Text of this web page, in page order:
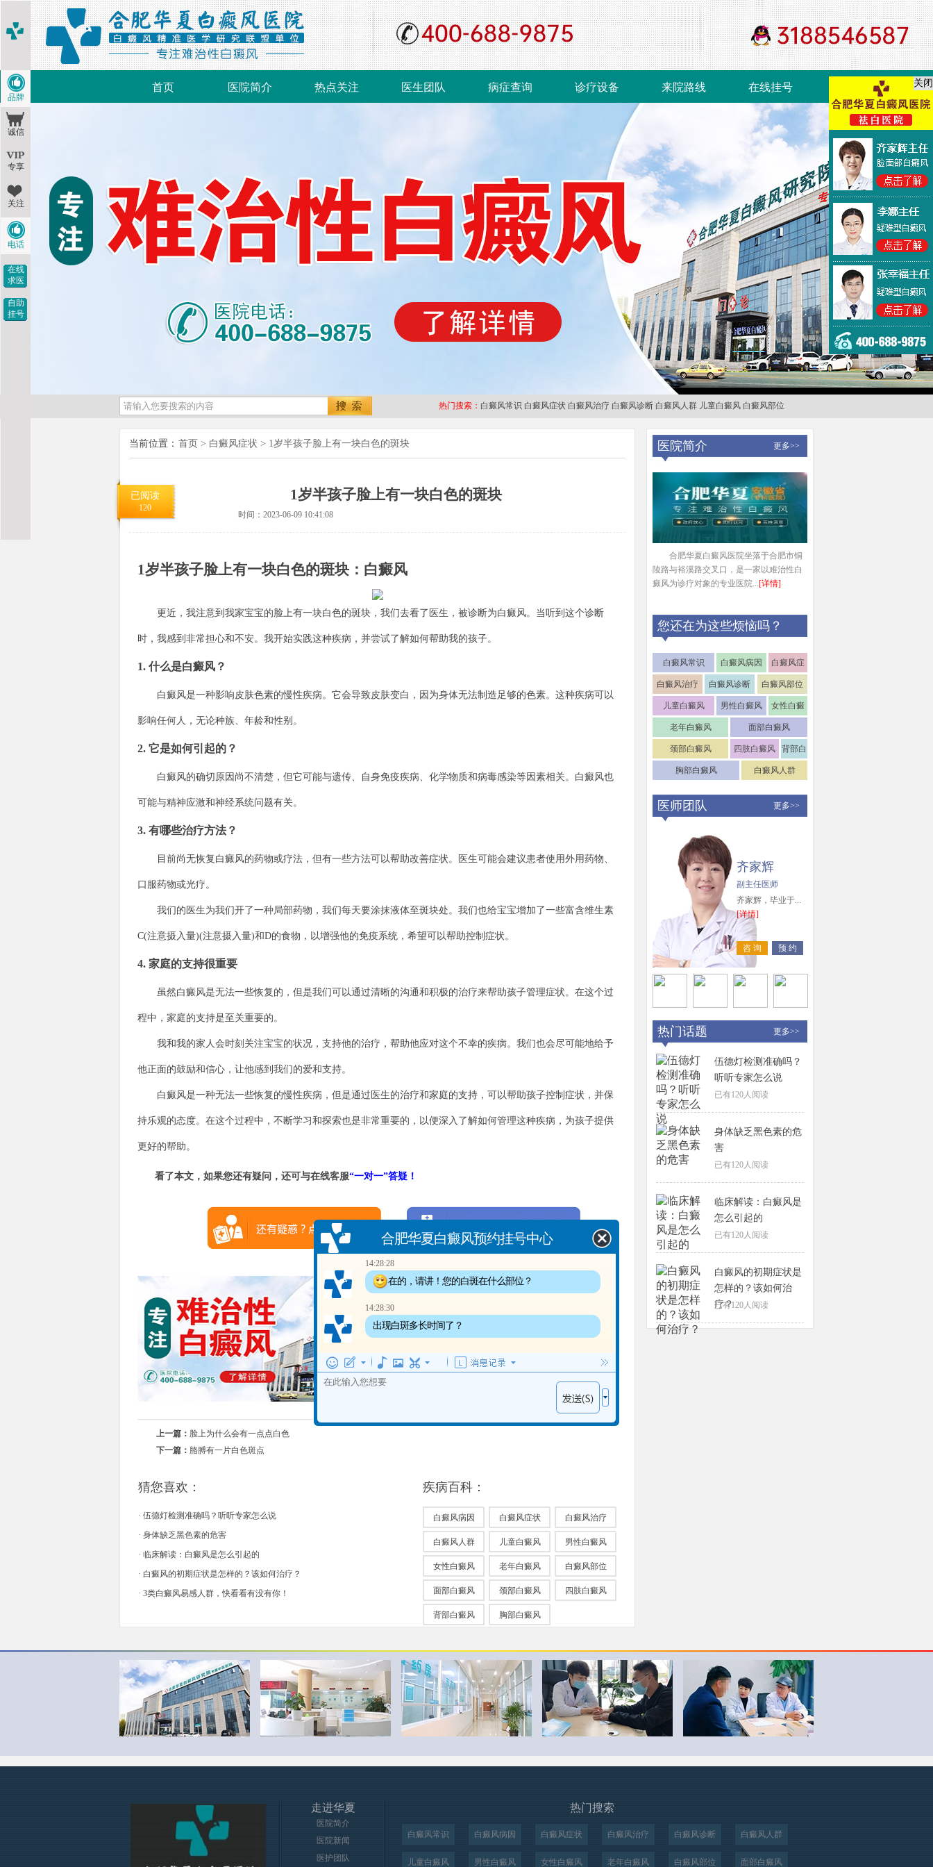
首页 医院简介 热点关注 医生团队 病症查询 诊疗设备 来院路线 在线挂号
热门搜索： 白癜风常识 白癜风症状 白癜风治疗 白癜风诊断 白癜风人群 儿童白癜风 白癜风部位
当前位置： 首页 > 白癜风症状 > 1岁半孩子脸上有一块白色的斑块
已阅读
120
1岁半孩子脸上有一块白色的斑块
时间：2023-06-09 10:41:08
1岁半孩子脸上有一块白色的斑块：白癜风
更近，我注意到我家宝宝的脸上有一块白色的斑块，我们去看了医生，被诊断为白癜风。当听到这个诊断
时，我感到非常担心和不安。我开始实践这种疾病，并尝试了解如何帮助我的孩子。
1. 什么是白癜风？
白癜风是一种影响皮肤色素的慢性疾病。它会导致皮肤变白，因为身体无法制造足够的色素。这种疾病可以
影响任何人，无论种族、年龄和性别。
2. 它是如何引起的？
白癜风的确切原因尚不清楚，但它可能与遗传、自身免疫疾病、化学物质和病毒感染等因素相关。白癜风也
可能与精神应激和神经系统问题有关。
3. 有哪些治疗方法？
目前尚无恢复白癜风的药物或疗法，但有一些方法可以帮助改善症状。医生可能会建议患者使用外用药物、
口服药物或光疗。
我们的医生为我们开了一种局部药物，我们每天要涂抹液体至斑块处。我们也给宝宝增加了一些富含维生素
C(注意摄入量)(注意摄入量)和D的食物，以增强他的免疫系统，希望可以帮助控制症状。
4. 家庭的支持很重要
虽然白癜风是无法一些恢复的，但是我们可以通过清晰的沟通和积极的治疗来帮助孩子管理症状。在这个过
程中，家庭的支持是至关重要的。
我和我的家人会时刻关注宝宝的状况，支持他的治疗，帮助他应对这个不幸的疾病。我们也会尽可能地给予
他正面的鼓励和信心，让他感到我们的爱和支持。
白癜风是一种无法一些恢复的慢性疾病，但是通过医生的治疗和家庭的支持，可以帮助孩子控制症状，并保
持乐观的态度。在这个过程中，不断学习和探索也是非常重要的，以便深入了解如何管理这种疾病，为孩子提供
更好的帮助。
看了本文，如果您还有疑问，还可与在线客服“一对一”答疑！
病情因人而异，以上信息仅供参考，请您一
可以向在线健康顾问提出您的疑问。
上一篇： 脸上为什么会有一点点白色
下一篇： 胳膊有一片白色斑点
猜您喜欢：
· 伍德灯检测准确吗？听听专家怎么说
· 身体缺乏黑色素的危害
· 临床解读：白癜风是怎么引起的
· 白癜风的初期症状是怎样的？该如何治疗？
· 3类白癜风易感人群，快看看有没有你！
疾病百科：
白癜风病因 白癜风症状 白癜风治疗
白癜风人群 儿童白癜风 男性白癜风
女性白癜风 老年白癜风 白癜风部位
面部白癜风 颈部白癜风 四肢白癜风
背部白癜风 胸部白癜风
医院简介 更多>>
合肥华夏白癜风医院坐落于合肥市铜
陵路与裕溪路交叉口，是一家以难治性白
癜风为诊疗对象的专业医院...[详情]
您还在为这些烦恼吗？
白癜风常识 白癜风病因
白癜风症
状
白癜风治疗 白癜风诊断 白癜风部位
儿童白癜风 男性白癜风
女性白癜
风
老年白癜风 面部白癜风
颈部白癜风 四肢白癜风
背部白
癜风
胸部白癜风 白癜风人群
医师团队 更多>>
齐家辉
副主任医师
齐家辉，毕业于...
[详情]
咨 询 预 约
热门话题 更多>>
伍德灯检测准确吗？
听听专家怎么说
已有120人阅读
身体缺乏黑色素的危
害
已有120人阅读
临床解读：白癜风是
怎么引起的
已有120人阅读
白癜风的初期症状是
怎样的？该如何治
疗？
已有120人阅读
走进华夏
医院简介
医院新闻
医护团队
热门搜索
白癜风常识 白癜风病因 白癜风症状 白癜风治疗 白癜风诊断 白癜风人群
儿童白癜风 男性白癜风 女性白癜风 老年白癜风 白癜风部位 面部白癜风
品牌
诚信
专享
关注
电话
在线
求医
自助
挂号
关闭
合肥华夏白癜风预约挂号中心
14:28:28
在的，请讲！您的白斑在什么部位？
14:28:30
出现白斑多长时间了？